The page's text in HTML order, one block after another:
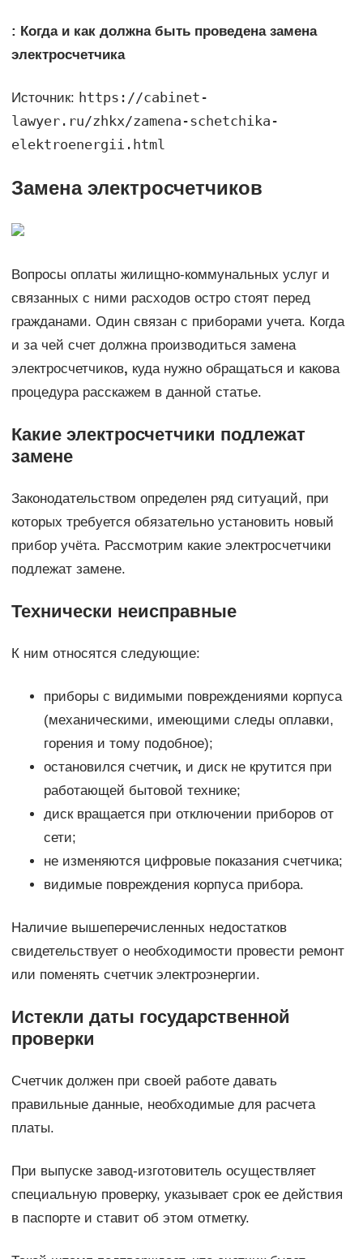
: Когда и как должна быть проведена замена
электросчетчика
Источник: https://cabinet-
lawyer.ru/zhkx/zamena-schetchika-
elektroenergii.html
Замена электросчетчиков
Вопросы оплаты жилищно-коммунальных услуг и
связанных с ними расходов остро стоят перед
гражданами. Один связан с приборами учета. Когда
и за чей счет должна производиться замена
электросчетчиков, куда нужно обращаться и какова
процедура расскажем в данной статье.
Какие электросчетчики подлежат
замене
Законодательством определен ряд ситуаций, при
которых требуется обязательно установить новый
прибор учёта. Рассмотрим какие электросчетчики
подлежат замене.
Технически неисправные
К ним относятся следующие:
приборы с видимыми повреждениями корпуса
(механическими, имеющими следы оплавки,
горения и тому подобное);
остановился счетчик, и диск не крутится при
работающей бытовой технике;
диск вращается при отключении приборов от
сети;
не изменяются цифровые показания счетчика;
видимые повреждения корпуса прибора.
Наличие вышеперечисленных недостатков
свидетельствует о необходимости провести ремонт
или поменять счетчик электроэнергии.
Истекли даты государственной
проверки
Счетчик должен при своей работе давать
правильные данные, необходимые для расчета
платы.
При выпуске завод-изготовитель осуществляет
специальную проверку, указывает срок ее действия
в паспорте и ставит об этом отметку.